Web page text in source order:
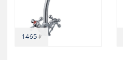
1465₽